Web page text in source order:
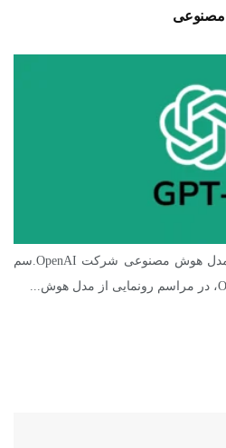
GPT 5 و رونمایی ازجدیدترین مدل هوش مصنوعی شرکت OpenAI.سم